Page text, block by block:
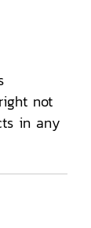
not
in any